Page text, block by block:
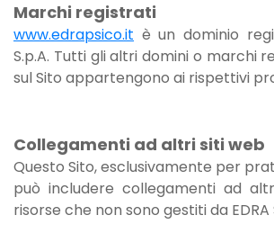
Marchi registrati
www.edrapsico.it è un dominio
S.p.A. Tutti gli altri domini o marchi
sul Sito appartengono ai rispettivi
Collegamenti ad altri siti web
Questo Sito, esclusivamente per
può includere collegamenti ad
risorse che non sono gestiti da EDRA